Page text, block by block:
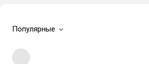
Популярные